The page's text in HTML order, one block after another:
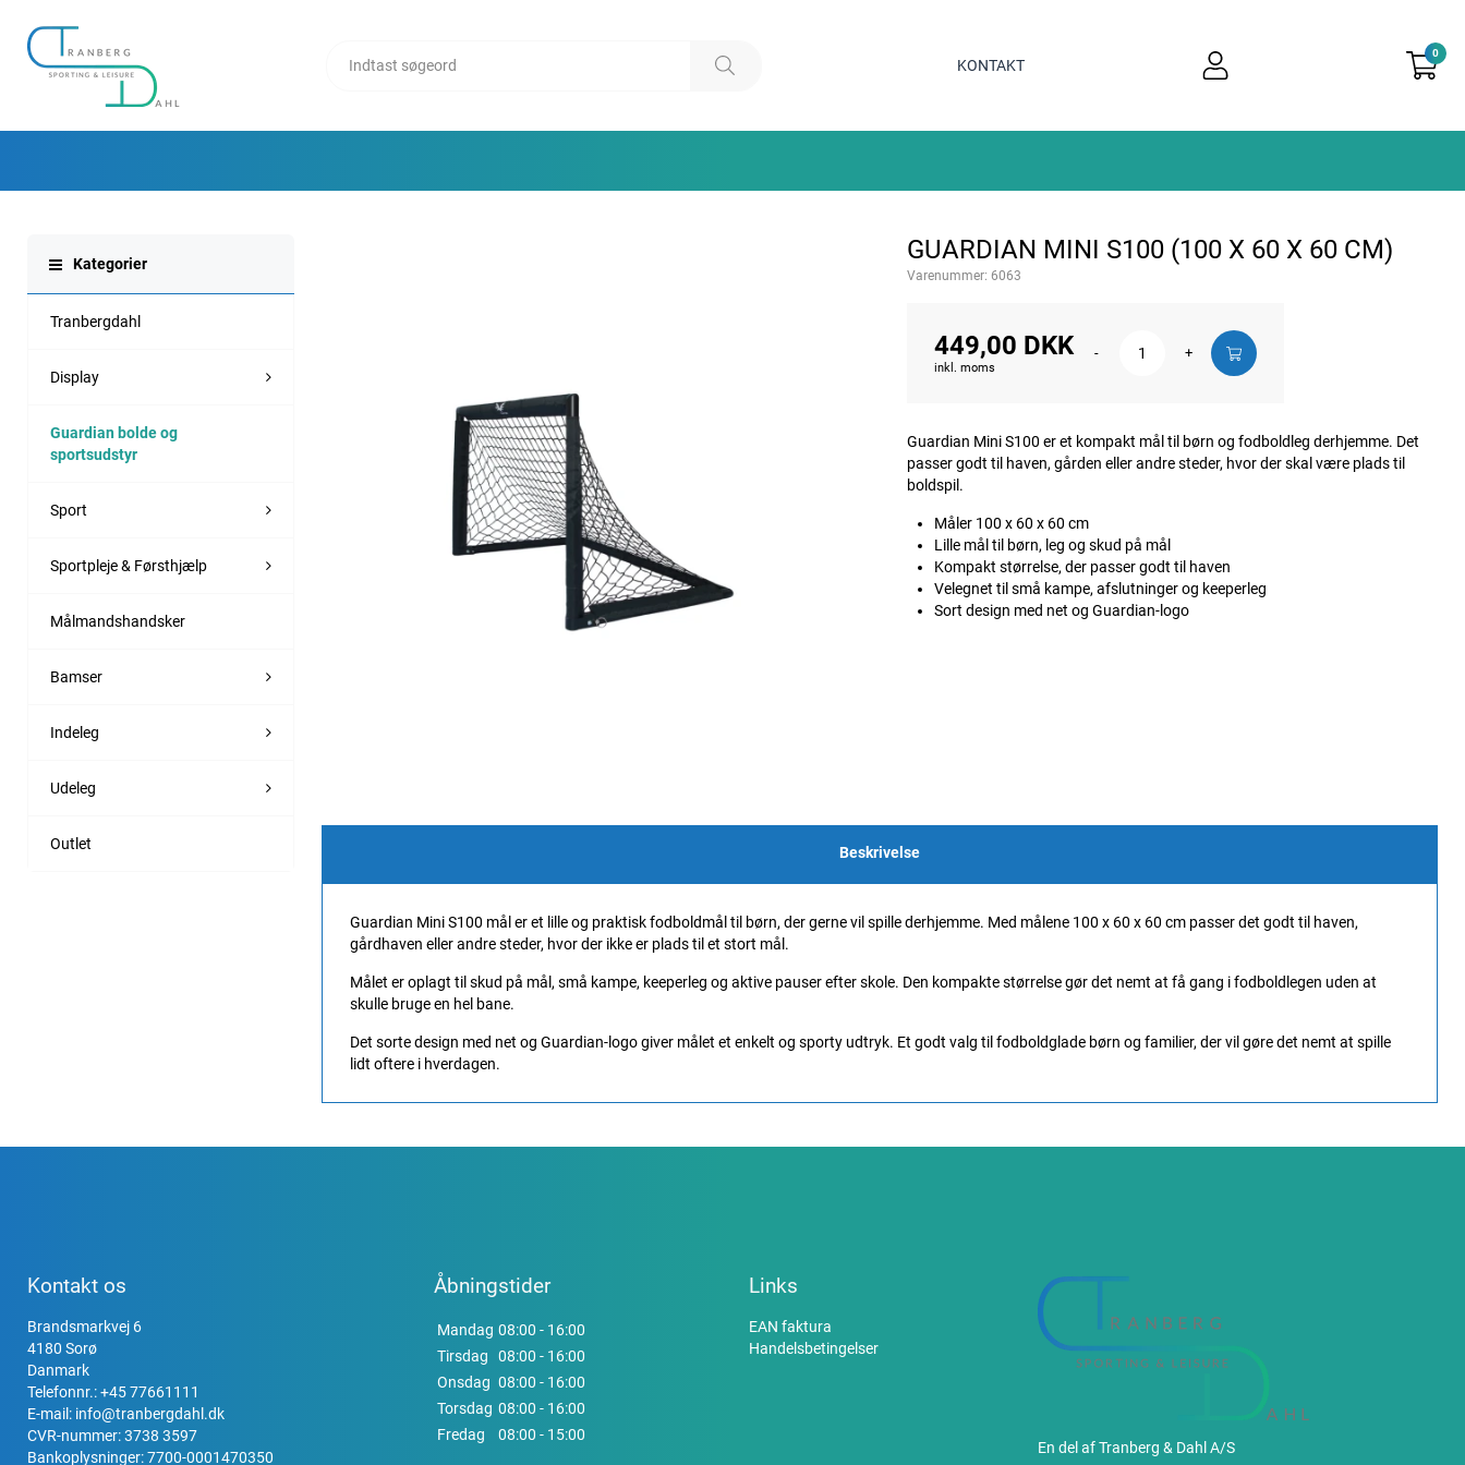
KONTAKT
0
Kategorier
Tranbergdahl
Display
Guardian bolde og
sportsudstyr
Sport
Sportpleje & Førsthjælp
Målmandshandsker
Bamser
Indeleg
Udeleg
Outlet
GUARDIAN MINI S100 (100 X 60 X 60 CM)
Varenummer: 6063
449,00 DKK
inkl. moms
- +
Guardian Mini S100 er et kompakt mål til børn og fodboldleg derhjemme. Det
passer godt til haven, gården eller andre steder, hvor der skal være plads til
boldspil.
Måler 100 x 60 x 60 cm
Lille mål til børn, leg og skud på mål
Kompakt størrelse, der passer godt til haven
Velegnet til små kampe, afslutninger og keeperleg
Sort design med net og Guardian-logo
Beskrivelse
Guardian Mini S100 mål er et lille og praktisk fodboldmål til børn, der gerne vil spille derhjemme. Med målene 100 x 60 x 60 cm passer det godt til haven,
gårdhaven eller andre steder, hvor der ikke er plads til et stort mål.
Målet er oplagt til skud på mål, små kampe, keeperleg og aktive pauser efter skole. Den kompakte størrelse gør det nemt at få gang i fodboldlegen uden at
skulle bruge en hel bane.
Det sorte design med net og Guardian-logo giver målet et enkelt og sporty udtryk. Et godt valg til fodboldglade børn og familier, der vil gøre det nemt at spille
lidt oftere i hverdagen.
Kontakt os
Brandsmarkvej 6
4180 Sorø
Danmark
Telefonnr.:+45 77661111
E-mail: info@tranbergdahl.dk
CVR-nummer: 3738 3597
Bankoplysninger: 7700-0001470350
Åbningstider
Mandag 08:00 - 16:00
Tirsdag
08:00 - 16:00
Onsdag 08:00 - 16:00
Torsdag 08:00 - 16:00
Fredag
08:00 - 15:00
Links
EAN faktura
Handelsbetingelser
En del af Tranberg & Dahl A/S